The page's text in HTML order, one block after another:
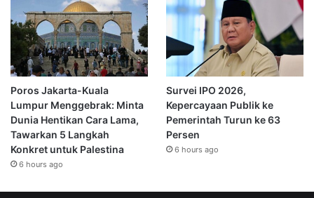
Poros Jakarta-Kuala
Lumpur Menggebrak: Minta
Dunia Hentikan Cara Lama,
Tawarkan 5 Langkah
Konkret untuk Palestina
6 hours ago
Survei IPO 2026,
Kepercayaan Publik ke
Pemerintah Turun ke 63
Persen
6 hours ago